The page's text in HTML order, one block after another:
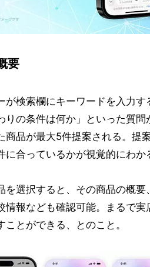
要
が検索欄にキーワードを入力
りの条件は何か」といった質
商品が最大5件提案される。提
合っているかが視覚的にわか
を選択すると、その商品の概
情報なども確認可能。まるで
とができる、とのこと。